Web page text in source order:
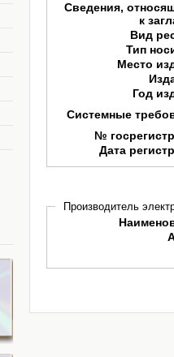
Сведения,
к
Вид
Тип
Место
Год
Системные
№
Дата
Производитель